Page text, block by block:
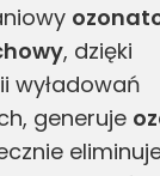
, dzięki
wyładowań
generuje